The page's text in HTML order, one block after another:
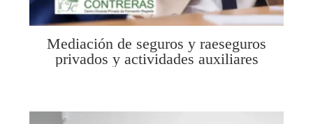
Mediación de seguros y raeseguros
privados y actividades auxiliares